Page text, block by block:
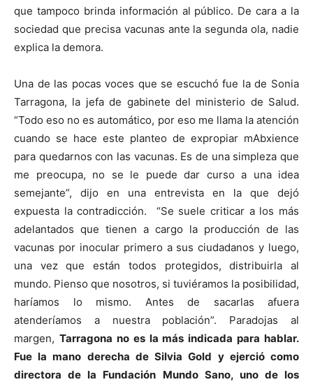
que tampoco brinda información al público. De cara a la
sociedad que precisa vacunas ante la segunda ola, nadie
explica la demora.
Una de las pocas voces que se escuchó fue la de Sonia
Tarragona, la jefa de gabinete del ministerio de Salud.
“Todo eso no es automático, por eso me llama la atención
cuando se hace este planteo de expropiar mAbxience
para quedarnos con las vacunas. Es de una simpleza que
me preocupa, no se le puede dar curso a una idea
semejante”, dijo en una entrevista en la que dejó
expuesta la contradicción. “Se suele criticar a los más
adelantados que tienen a cargo la producción de las
vacunas por inocular primero a sus ciudadanos y luego,
una vez que están todos protegidos, distribuirla al
mundo. Pienso que nosotros, si tuviéramos la posibilidad,
haríamos lo mismo. Antes de sacarlas afuera
atenderíamos a nuestra población”. Paradojas al
margen, Tarragona no es la más indicada para hablar.
Fue la mano derecha deSilvia Gold y ejerció como
directora de la Fundación Mundo Sano, uno de los